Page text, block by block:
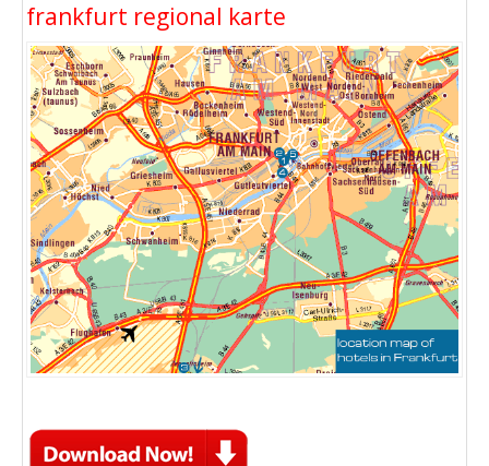
frankfurt regional karte